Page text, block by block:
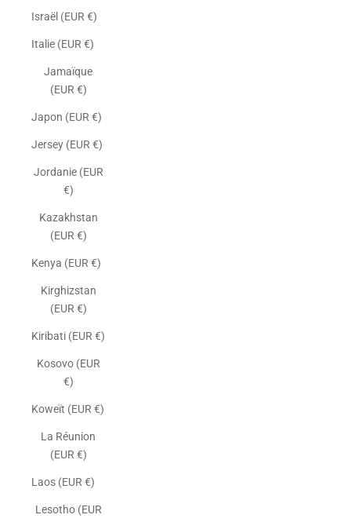
Israël (EUR €)
Italie (EUR €)
Jamaïque
(EUR €)
Japon (EUR €)
Jersey (EUR €)
Jordanie (EUR
€)
Kazakhstan
(EUR €)
Kenya (EUR €)
Kirghizstan
(EUR €)
Kiribati (EUR €)
Kosovo (EUR
€)
Koweït (EUR €)
La Réunion
(EUR €)
Laos (EUR €)
Lesotho (EUR